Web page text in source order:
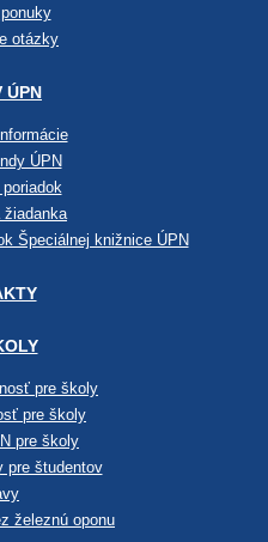
otázky
ÚPN
ÚPN
žiadanka
Špeciálnej knižnice ÚPN
pre školy
pre školy
pre školy
pre študentov
železnú oponu